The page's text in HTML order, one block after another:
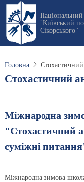
Перейти
основного
вмісту
Національний
"Київський
Сікорського"
Головна Стохастичний
Стохастичний
Міжнародна
"Стохастичний
суміжні
Міжнародна зимова